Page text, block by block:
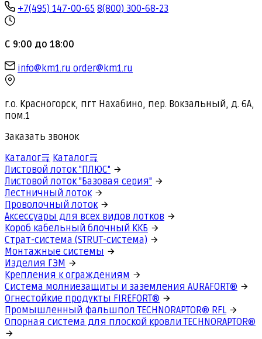
+7(495) 147-00-65 8(800) 300-68-23
С 9:00 до 18:00
info@km1.ru order@km1.ru
г.о. Красногорск, пгт Нахабино, пер. Вокзальный, д. 6А,
пом.1
Заказать звонок
Каталог
Каталог
Листовой лоток "ПЛЮС"
Листовой лоток "Базовая серия"
Лестничный лоток
Проволочный лоток
Аксессуары для всех видов лотков
Короб кабельный блочный ККБ
Страт-система (STRUT-система)
Монтажные системы
Изделия ГЭМ
Крепления к ограждениям
Система молниезащиты и заземления AURAFORT®
Огнестойкие продукты FIREFORT®
Промышленный фальшпол TECHNORAPTOR® RFL
Опорная система для плоской кровли TECHNORAPTOR®